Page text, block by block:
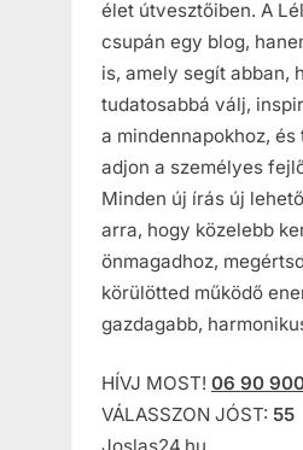
élet útvesztőiben. A
csupán egy blog,
is, amely segít abban,
tudatosabbá válj,
a mindennapokhoz, és
adjon a személyes
Minden új írás új
arra, hogy közelebb
önmagadhoz,
körülötted működő
gazdagabb,
HÍVJ MOST! 06 90
VÁLASSZON JÓST: 55
Joslas24.hu